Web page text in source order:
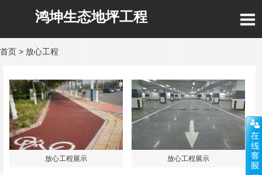
鸿坤生态地坪工程
首页 > 放心工程
放心工程展示 放心工程展示